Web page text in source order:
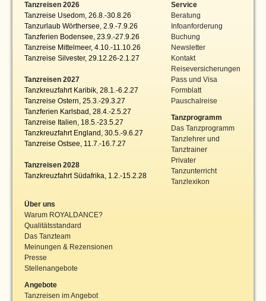
Tanzreisen 2026
Tanzreise Usedom, 26.8.-30.8.26
Tanzurlaub Wörthersee, 2.9.-7.9.26
Tanzferien Bodensee, 23.9.-27.9.26
Tanzreise Mittelmeer, 4.10.-11.10.26
Tanzreise Silvester, 29.12.26-2.1.27
Tanzreisen 2027
Tanzkreuzfahrt Karibik, 28.1.-6.2.27
Tanzreise Ostern, 25.3.-29.3.27
Tanzferien Karlsbad, 28.4.-2.5.27
Tanzreise Italien, 18.5.-23.5.27
Tanzkreuzfahrt England, 30.5.-9.6.27
Tanzreise Ostsee, 11.7.-16.7.27
Tanzreisen 2028
Tanzkreuzfahrt Südafrika, 1.2.-15.2.28
Service
Beratung
Infoanforderung
Buchung
Newsletter
Kontakt
Reiseversicherungen
Pass und Visa
Formblatt
Pauschalreise
Tanzprogramm
Das Tanzprogramm
Tanzlehrer und
Tanztrainer
Privater
Tanzunterricht
Tanzlexikon
Über uns
Warum ROYALDANCE?
Qualitätsstandard
Das Tanzteam
Meinungen & Rezensionen
Presse
Stellenangebote
Angebote
Tanzreisen im Angebot